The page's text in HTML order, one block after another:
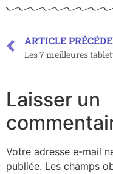
ARTICLE
Laisser un
Votre adresse e-mail
publiée. Les champs